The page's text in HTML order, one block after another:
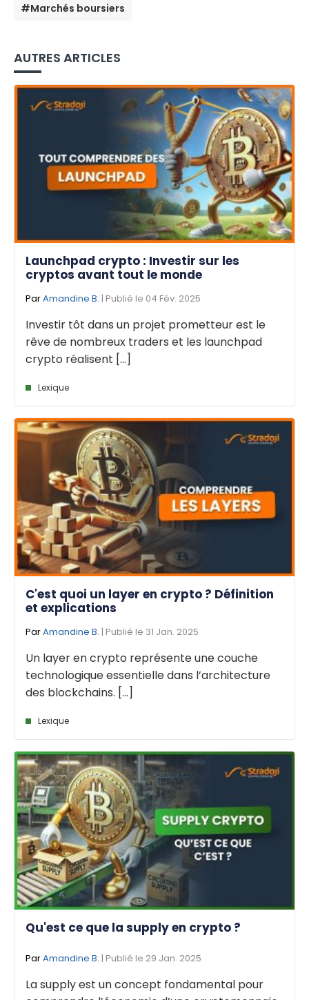
#Marchés boursiers
AUTRES ARTICLES
Launchpad crypto : Investir sur les
cryptos avant tout le monde
ParAmandine B. | Publié le 04 Fév. 2025
Investir tôt dans un projet prometteur est le
rêve de nombreux traders et les launchpad
crypto réalisent [...]
Lexique
C'est quoi un layer en crypto ? Définition
et explications
ParAmandine B. | Publié le 31 Jan. 2025
Un layer en crypto représente une couche
technologique essentielle dans l’architecture
des blockchains. [...]
Lexique
Qu'est ce que la supply en crypto ?
ParAmandine B. | Publié le 29 Jan. 2025
La supply est un concept fondamental pour